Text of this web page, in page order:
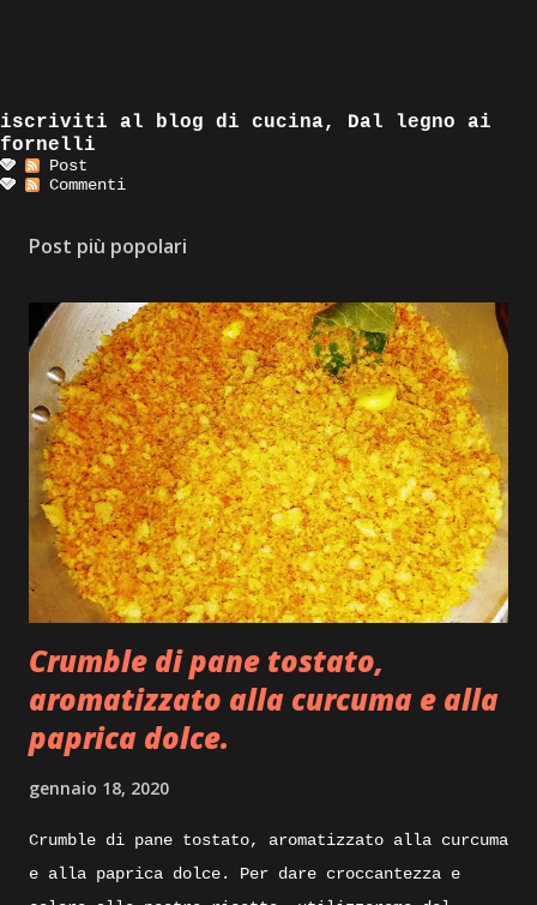
iscriviti al blog di cucina, Dal legno ai
fornelli
Post
Commenti
Post più popolari
Crumble di pane tostato,
aromatizzato alla curcuma e alla
paprica dolce.
gennaio 18, 2020
Crumble di pane tostato, aromatizzato alla curcuma
e alla paprica dolce. Per dare croccantezza e